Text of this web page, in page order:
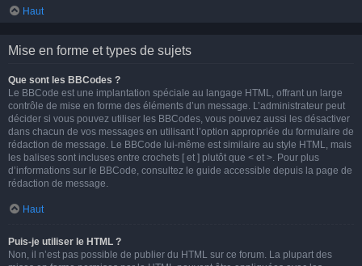
Haut
Mise en forme et types de sujets
Que sont les BBCodes ?
Le BBCode est une implantation spéciale au langage HTML, offrant un large
contrôle de mise en forme des éléments d’un message. L’administrateur peut
décider si vous pouvez utiliser les BBCodes, vous pouvez aussi les désactiver
dans chacun de vos messages en utilisant l’option appropriée du formulaire de
rédaction de message. Le BBCode lui-même est similaire au style HTML, mais
les balises sont incluses entre crochets [ et ] plutôt que < et >. Pour plus
d’informations sur le BBCode, consultez le guide accessible depuis la page de
rédaction de message.
Haut
Puis-je utiliser le HTML ?
Non, il n’est pas possible de publier du HTML sur ce forum. La plupart des